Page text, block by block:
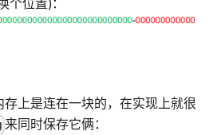
上是连在一块的，在实现上就很
来同时保存它俩：